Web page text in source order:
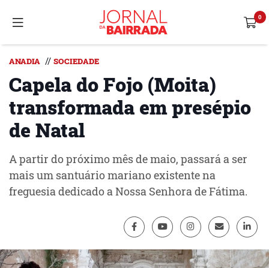
ANADIA // SOCIEDADE
Capela do Fojo (Moita)
transformada em presépio
de Natal
A partir do próximo mês de maio, passará a ser
mais um santuário mariano existente na
freguesia dedicado a Nossa Senhora de Fátima.